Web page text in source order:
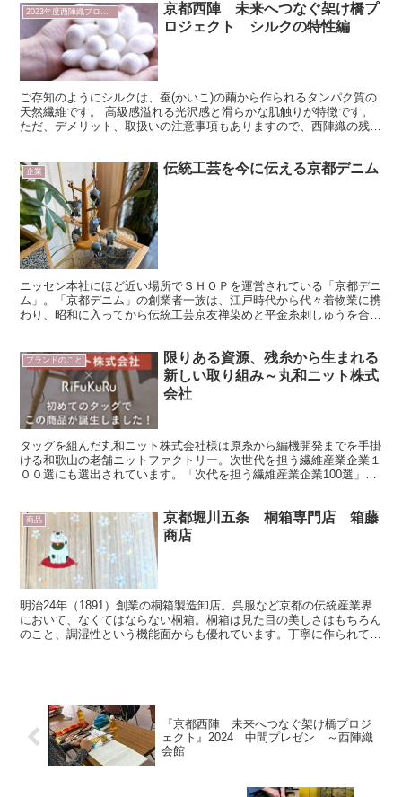
京都西陣 未来へつなぐ架け橋プ
ロジェクト シルクの特性編
ご存知のようにシルクは、蚕(かいこ)の繭から作られるタンパク質の
天然繊維です。 高級感溢れる光沢感と滑らかな肌触りが特徴です。
ただ、デメリット、取扱いの注意事項もありますので、西陣織の残反
企業 伝統工芸を今に伝える京都デニム
ニッセン本社にほど近い場所でＳＨＯＰを運営されている「京都デニ
ム」。「京都デニム」の創業者一族は、江戸時代から代々着物業に携
わり、昭和に入ってから伝統工芸京友禅染めと平金糸刺しゅうを合わ
ブランドのこと
限りある資源、残糸から生まれる
新しい取り組み～丸和ニット株式
会社
タッグを組んだ丸和ニット株式会社様は原糸から編機開発までを手掛
ける和歌山の老舗ニットファクトリー。次世代を担う繊維産業企業１
００選にも選出されています。「次代を担う繊維産業企業100選」を
商品
京都堀川五条 桐箱専門店 箱藤
商店
明治24年（1891）創業の桐箱製造卸店。呉服など京都の伝統産業界
において、なくてはならない桐箱。桐箱は見た目の美しさはもちろん
のこと、調湿性という機能面からも優れています。丁寧に作られて桐
『京都西陣 未来へつなぐ架け橋プロジ
ェクト』2024 中間プレゼン ～西陣織
会館